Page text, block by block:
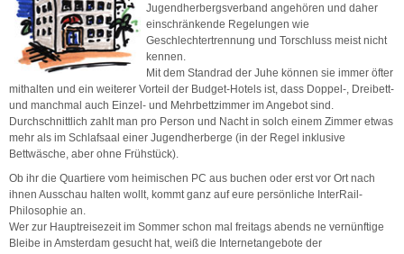
Jugendherbergsverband angehören und daher
einschränkende Regelungen wie
Geschlechtertrennung und Torschluss meist nicht
kennen.
Mit dem Standrad der Juhe können sie immer öfter
mithalten und ein weiterer Vorteil der Budget-Hotels ist, dass Doppel-, Dreibett-
und manchmal auch Einzel- und Mehrbettzimmer im Angebot sind.
Durchschnittlich zahlt man pro Person und Nacht in solch einem Zimmer etwas
mehr als im Schlafsaal einer Jugendherberge (in der Regel inklusive
Bettwäsche, aber ohne Frühstück).
Ob ihr die Quartiere vom heimischen PC aus buchen oder erst vor Ort nach
ihnen Ausschau halten wollt, kommt ganz auf eure persönliche InterRail-
Philosophie an.
Wer zur Hauptreisezeit im Sommer schon mal freitags abends ne vernünftige
Bleibe in Amsterdam gesucht hat, weiß die Internetangebote der